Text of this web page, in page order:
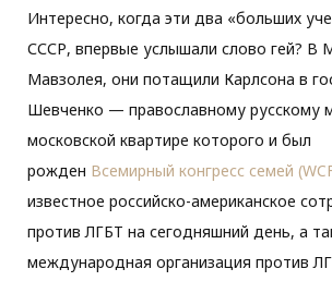
Интересно, когда эти два «больших
СССР, впервые услышали слово гей? В
Мавзолея, они потащили Карлсона в
Шевченко — православному русскому
московской квартире которого и был
рожден Всемирный конгресс семей
известное российско-американское
против ЛГБТ на сегодняшний день, а
международная организация против